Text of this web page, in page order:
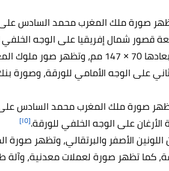
لونها أخضر، وتظهر صورة ملك المغرب محمد السادس
قصور شمال إفريقيا على الوجه الخلفي
الإصدار الثاني في عام 2009 لونها أخضر، وأبعادها 70 × 147 مم، وتظهر
على الوجه الأمامي للورقة، وصورة
2012 لونها أخضر، وتظهر صورة ملك المغرب محمد
على الوجه الخلفي للورقة.[١٥]
مزيج من اللونين الأصفر والبرتقالي، وتظهر صورة
كما تظهر صورة لعملات معدنية، وآلة